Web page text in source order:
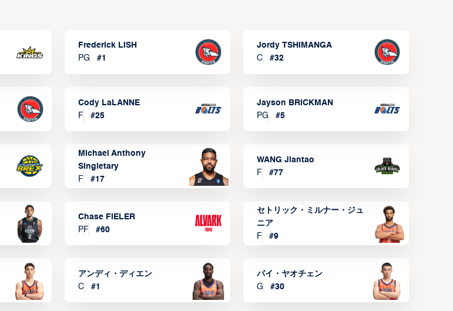
Frederick LISH
PG
#1
Jordy TSHIMANGA
C
#32
Cody LaLANNE
F
#25
Jayson BRICKMAN
PG
#5
Michael Anthony
Singletary
F
#17
WANG Jiantao
F
#77
Chase FIELER
PF
#60
セトリック・ミルナー・ジュ
ニア
F
#9
アンディ・ディエン
C
#1
パイ・ヤオチェン
G
#30